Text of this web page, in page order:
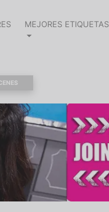
MEJORES ETIQUETAS